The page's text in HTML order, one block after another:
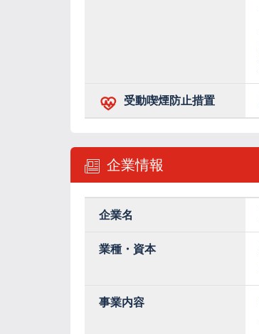
受動喫煙防止措置
企業情報
企業名
業種・資本
事業内容